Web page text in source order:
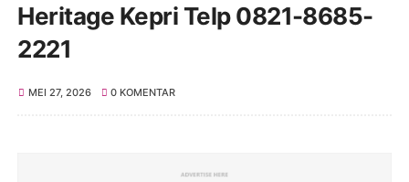
Heritage Kepri Telp 0821-8685-
2221
MEI 27, 2026 0 KOMENTAR